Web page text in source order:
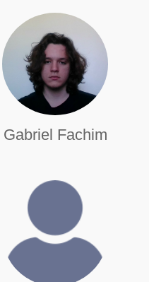
Gabriel Fachim